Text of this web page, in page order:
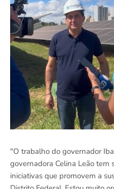
"O trabalho do governador
governadora Celina Leão tem
iniciativas que promovem a